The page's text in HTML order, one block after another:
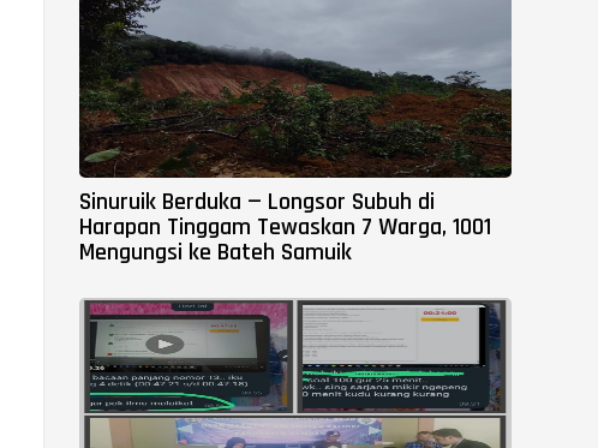
Sinuruik Berduka — Longsor Subuh di
Harapan Tinggam Tewaskan 7 Warga, 1001
Mengungsi ke Bateh Samuik